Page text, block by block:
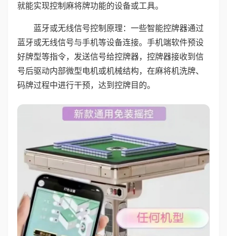
就能实现控制麻将牌功能的设备或工具。
蓝牙或无线信号控制原理：一些智能控牌器通过
蓝牙或无线信号与手机等设备连接。手机端软件预设
好牌型等指令，发送信号给控牌器，控牌器接收到信
号后驱动内部微型电机或机械结构，在麻将机洗牌、
码牌过程中进行干预，达到控牌目的。